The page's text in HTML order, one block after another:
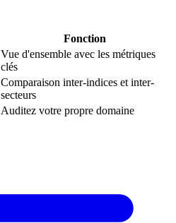
Fonction
Vue d'ensemble avec les métriques
clés
Comparaison inter-indices et inter-
secteurs
Auditez votre propre domaine